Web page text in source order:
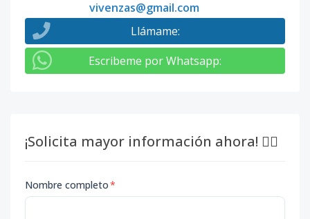
vivenzas@gmail.com
Llámame:
Escribeme por Whatsapp:
¡Solicita mayor información ahora! 👇🏽
Nombre completo*